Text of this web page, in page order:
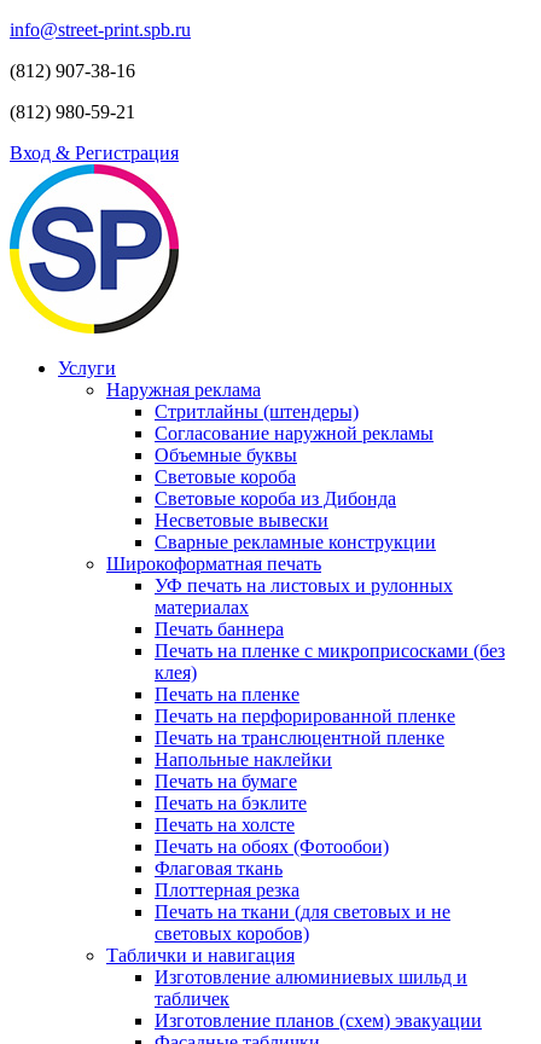
info@street-print.spb.ru
(812) 907-38-16
(812) 980-59-21
Вход & Регистрация
Услуги
Наружная реклама
Стритлайны (штендеры)
Согласование наружной рекламы
Объемные буквы
Световые короба
Световые короба из Дибонда
Несветовые вывески
Сварные рекламные конструкции
Широкоформатная печать
УФ печать на листовых и рулонных
материалах
Печать баннера
Печать на пленке с микроприсосками (без
клея)
Печать на пленке
Печать на перфорированной пленке
Печать на транслюцентной пленке
Напольные наклейки
Печать на бумаге
Печать на бэклите
Печать на холсте
Печать на обоях (Фотообои)
Флаговая ткань
Плоттерная резка
Печать на ткани (для световых и не
световых коробов)
Таблички и навигация
Изготовление алюминиевых шильд и
табличек
Изготовление планов (схем) эвакуации